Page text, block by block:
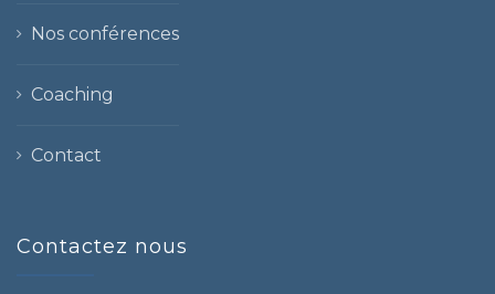
Nos conférences
Coaching
Contact
Contactez nous